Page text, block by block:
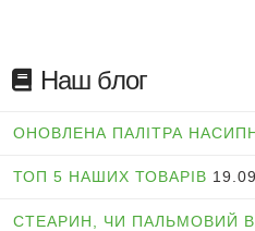
Наш блог
ОНОВЛЕНА ПАЛІТРА
ТОП 5 НАШИХ ТОВАРІВ
СТЕАРИН, ЧИ ПАЛЬМОВИЙ